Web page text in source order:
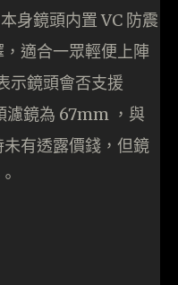
身鏡頭内置 VC 防震
適合一眾輕便上陣
示鏡頭會否支援
鏡為 67mm ，與
有透露價錢，但鏡